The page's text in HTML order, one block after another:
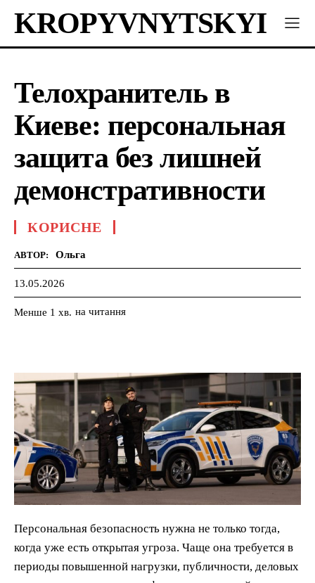
KROPYVNYTSKYI
Телохранитель в
Киеве: персональная
защита без лишней
демонстративности
КОРИСНЕ
АВТОР: Ольга
13.05.2026
Менше 1 хв. на читання
Персональная безопасность нужна не только тогда,
когда уже есть открытая угроза. Чаще она требуется в
периоды повышенной нагрузки, публичности, деловых